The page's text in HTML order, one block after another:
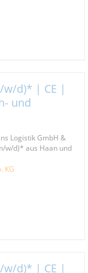
w/d)* | CE |
und
Logistik GmbH &
w/d)* aus Haan und
KG
w/d)* | CE |